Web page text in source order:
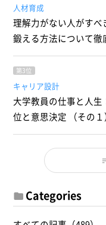
人材育成
理解力がない人がすべ
鍛える方法について徹
第3位
キャリア設計
大学教員の仕事と人生
位と意思決定 （その１
Categories